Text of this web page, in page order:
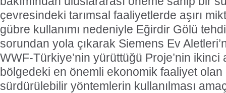
çevresindeki tarımsal faaliyetlerde aşırı
gübre kullanımı nedeniyle Eğirdir Gölü
sorundan yola çıkarak Siemens Ev
WWF-Türkiye’nin yürüttüğü Proje’nin ikinci
bölgedeki en önemli ekonomik faaliyet
sürdürülebilir yöntemlerin kullanılması